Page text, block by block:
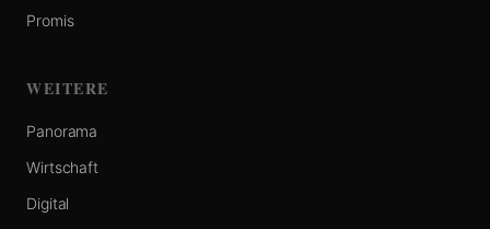
Promis
WEITERE
Panorama
Wirtschaft
Digital